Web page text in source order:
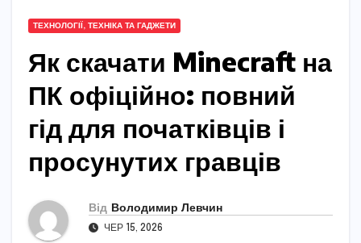
ТЕХНОЛОГІЇ, ТЕХНІКА ТА ГАДЖЕТИ
Як скачати Minecraft на
ПК офіційно: повний
гід для початківців і
просунутих гравців
Від Володимир Левчин
ЧЕР 15, 2026